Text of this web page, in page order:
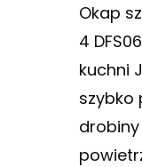
Okap
4
kuchni
szybko
drobiny